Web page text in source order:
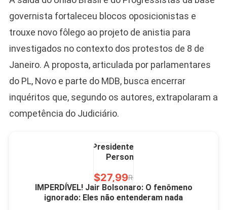
governista fortaleceu blocos oposicionistas e
trouxe novo fôlego ao projeto de anistia para
investigados no contexto dos protestos de 8 de
Janeiro. A proposta, articulada por parlamentares
do PL, Novo e parte do MDB, busca encerrar
inquéritos que, segundo os autores, extrapolaram a
competência do Judiciário.
R$60,00 R$99,00 -39%
Ver no MERCADO
LIVRE
Presidente Porcelana
Personalizada
R$27,99R$49,00
IMPERDÍVEL! Jair Bolsonaro: O fenômeno
ignorado: Eles não entenderam nada